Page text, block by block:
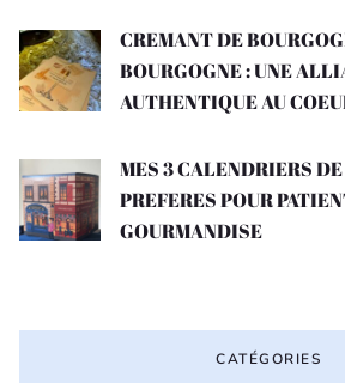
CREMANT DE
BOURGOGNE : UNE
AUTHENTIQUE AU
MES 3 CALENDRIERS DE
PREFERES POUR
GOURMANDISE
CATÉGORIES